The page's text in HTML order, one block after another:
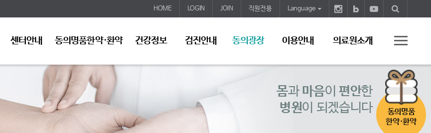
HOME LOGIN JOIN 직원전용 Language
센터안내 동의명품한약·환약 건강정보 검진안내 동의광장 이용안내 의료원소개
동의명품
한약·환약
몸과 마음이 편안한
병원이 되겠습니다